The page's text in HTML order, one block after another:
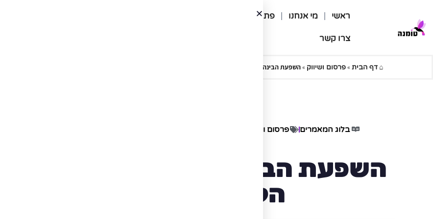
ראשי מי אנחנו פתרונות לעסקים
צרו קשר
⌂ דף הבית »פרסום ושיווק »השפעת הבינה המלאכותית על עתיד הקניות באינטרנט
בלוג המאמרים פרסום ושיווק
השפעת הבינה המלאכותית על עתיד
הקניות באינטרנט